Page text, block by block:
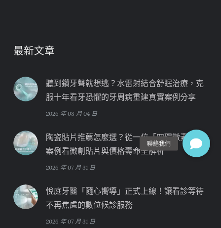
最新文章
聽到鑽牙聲就想逃？水雷射結合舒眠治療，克
服十年看牙恐懼的牙周病重建真實案例分享
2026 年 08 月 04 日
陶瓷貼片推薦怎麼選？從一位「四環黴素牙」
案例看微創貼片與價格壽命全解析
2026 年 07 月 31 日
悅庭牙醫「隨心嚮導」正式上線！讓看診等待
不再焦慮的數位候診服務
2026 年 07 月 31 日